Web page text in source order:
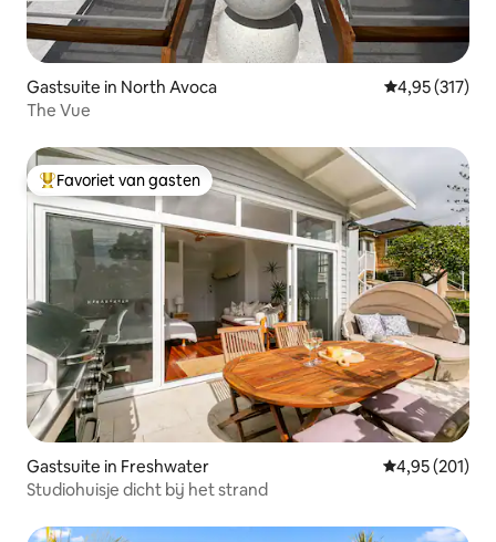
Gastsuite in North Avoca Gemiddelde
4,95 (317)
The Vue
Topfavoriet van gasten
Favoriet van gasten
Gastsuite in Freshwater Gemiddelde
4,95 (201)
Studiohuisje dicht bij het strand